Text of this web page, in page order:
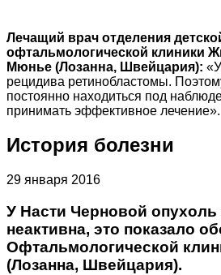
Лечащий врач отделения
офтальмологической клиники
Мюнье (Лозанна, Швейцария):
рецидива ретинобластомы.
постоянно находиться под
принимать эффективное лечение».
История болезни
29 января 2016
У Насти Черновой опухоль
неактивна, это показало
Офтальмологической
(Лозанна, Швейцария).